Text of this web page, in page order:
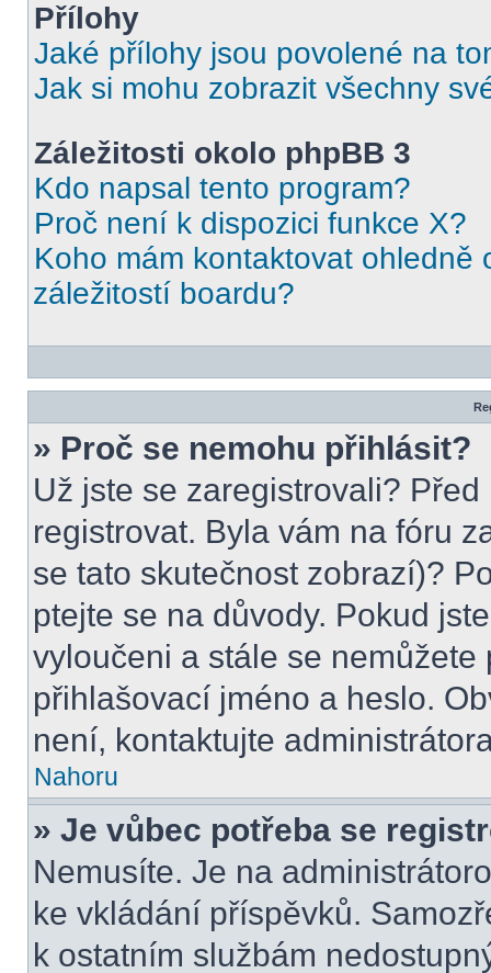
Přílohy
Jaké přílohy jsou povolené na
Jak si mohu zobrazit všechny
Záležitosti okolo phpBB 3
Kdo napsal tento program?
Proč není k dispozici funkce X?
Koho mám kontaktovat
záležitostí boardu?
» Proč se nemohu přihlásit?
Už jste se zaregistrovali?
registrovat. Byla vám na fóru
se tato skutečnost zobrazí)?
ptejte se na důvody. Pokud
vyloučeni a stále se
přihlašovací jméno a heslo.
není, kontaktujte
Nahoru
» Je vůbec potřeba se
Nemusíte. Je na
ke vkládání příspěvků.
k ostatním službám